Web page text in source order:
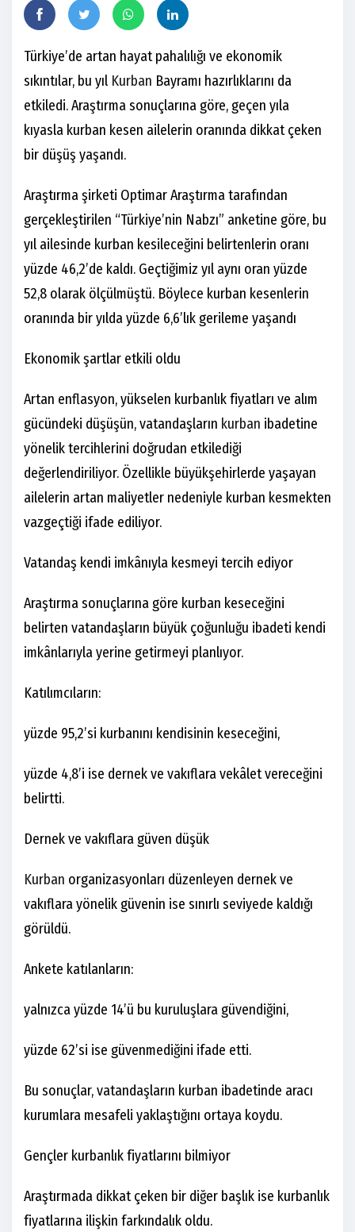
Türkiye’de artan hayat pahalılığı ve ekonomik
sıkıntılar, bu yıl Kurban Bayramı hazırlıklarını da
etkiledi. Araştırma sonuçlarına göre, geçen yıla
kıyasla kurban kesen ailelerin oranında dikkat çeken
bir düşüş yaşandı.
Araştırma şirketi Optimar Araştırma tarafından
gerçekleştirilen “Türkiye’nin Nabzı” anketine göre, bu
yıl ailesinde kurban kesileceğini belirtenlerin oranı
yüzde 46,2’de kaldı. Geçtiğimiz yıl aynı oran yüzde
52,8 olarak ölçülmüştü. Böylece kurban kesenlerin
oranında bir yılda yüzde 6,6’lık gerileme yaşandı
Ekonomik şartlar etkili oldu
Artan enflasyon, yükselen kurbanlık fiyatları ve alım
gücündeki düşüşün, vatandaşların kurban ibadetine
yönelik tercihlerini doğrudan etkilediği
değerlendiriliyor. Özellikle büyükşehirlerde yaşayan
ailelerin artan maliyetler nedeniyle kurban kesmekten
vazgeçtiği ifade ediliyor.
Vatandaş kendi imkânıyla kesmeyi tercih ediyor
Araştırma sonuçlarına göre kurban keseceğini
belirten vatandaşların büyük çoğunluğu ibadeti kendi
imkânlarıyla yerine getirmeyi planlıyor.
Katılımcıların:
yüzde 95,2’si kurbanını kendisinin keseceğini,
yüzde 4,8’i ise dernek ve vakıflara vekâlet vereceğini
belirtti.
Dernek ve vakıflara güven düşük
Kurban organizasyonları düzenleyen dernek ve
vakıflara yönelik güvenin ise sınırlı seviyede kaldığı
görüldü.
Ankete katılanların:
yalnızca yüzde 14’ü bu kuruluşlara güvendiğini,
yüzde 62’si ise güvenmediğini ifade etti.
Bu sonuçlar, vatandaşların kurban ibadetinde aracı
kurumlara mesafeli yaklaştığını ortaya koydu.
Gençler kurbanlık fiyatlarını bilmiyor
Araştırmada dikkat çeken bir diğer başlık ise kurbanlık
fiyatlarına ilişkin farkındalık oldu.